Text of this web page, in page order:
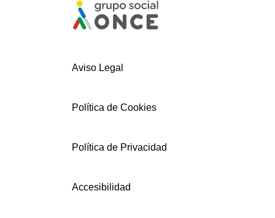
Aviso Legal
Política de Cookies
Política de Privacidad
Accesibilidad